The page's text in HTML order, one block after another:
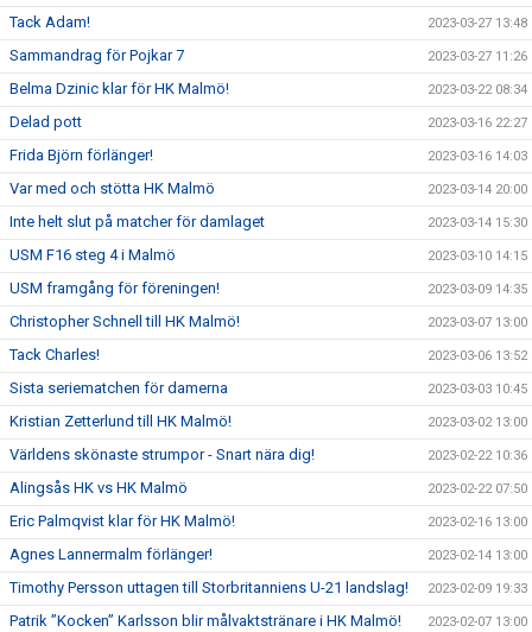
Tack Adam! 2023-03-27 13:48
Sammandrag för Pojkar 7 2023-03-27 11:26
Belma Dzinic klar för HK Malmö! 2023-03-22 08:34
Delad pott 2023-03-16 22:27
Frida Björn förlänger! 2023-03-16 14:03
Var med och stötta HK Malmö 2023-03-14 20:00
Inte helt slut på matcher för damlaget 2023-03-14 15:30
USM F16 steg 4 i Malmö 2023-03-10 14:15
USM framgång för föreningen! 2023-03-09 14:35
Christopher Schnell till HK Malmö! 2023-03-07 13:00
Tack Charles! 2023-03-06 13:52
Sista seriematchen för damerna 2023-03-03 10:45
Kristian Zetterlund till HK Malmö! 2023-03-02 13:00
Världens skönaste strumpor - Snart nära dig! 2023-02-22 10:36
Alingsås HK vs HK Malmö 2023-02-22 07:50
Eric Palmqvist klar för HK Malmö! 2023-02-16 13:00
Agnes Lannermalm förlänger! 2023-02-14 13:00
Timothy Persson uttagen till Storbritanniens U-21 landslag! 2023-02-09 19:33
Patrik ”Kocken” Karlsson blir målvaktstränare i HK Malmö! 2023-02-07 13:00